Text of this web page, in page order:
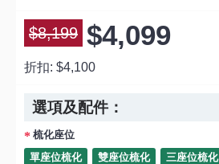
$8,199 $4,099
折扣: $4,100
選項及配件：
梳化座位
單座位梳化
雙座位梳化 三座位梳化